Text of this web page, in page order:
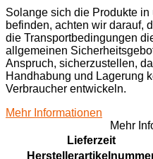
Solange sich die Produkte in
befinden, achten wir darauf,
die Transportbedingungen
allgemeinen
Anspruch, sicherzustellen,
Handhabung und Lagerung
Verbraucher entwickeln.
Mehr Informationen
Mehr
Lieferzeit